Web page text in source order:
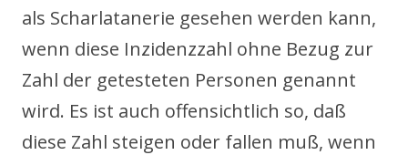
als Scharlatanerie gesehen werden kann,
wenn diese Inzidenzzahl ohne Bezug zur
Zahl der getesteten Personen genannt
wird. Es ist auch offensichtlich so, daß
diese Zahl steigen oder fallen muß, wenn